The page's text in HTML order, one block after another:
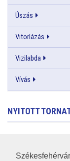
Úszás
Vitorlázás
Vizilabda
Vívás
NYITOTT
RSS